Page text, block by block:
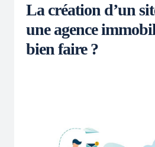
La création d’un
une agence
bien faire ?